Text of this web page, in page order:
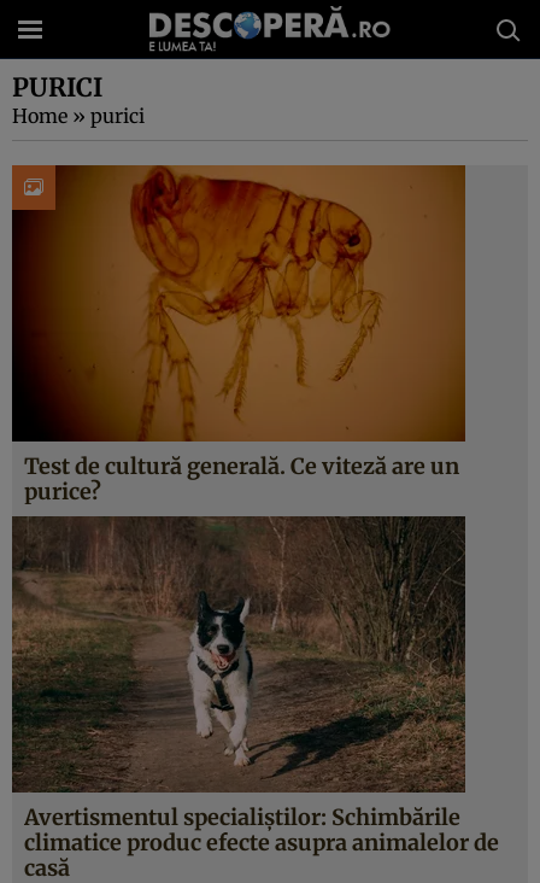
PURICI
Home » purici
Test de cultură generală. Ce viteză are un
purice?
Avertismentul specialiștilor: Schimbările
climatice produc efecte asupra animalelor de
casă